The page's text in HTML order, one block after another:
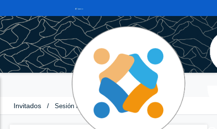
Invitados / Sesión Plenaria